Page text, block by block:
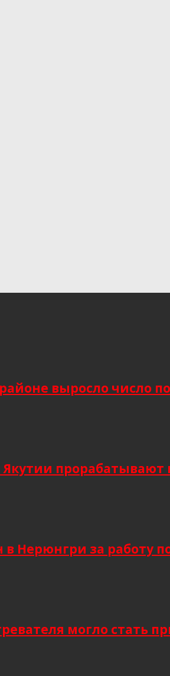
выросло число
в Нерюнгри за работу
могло стать